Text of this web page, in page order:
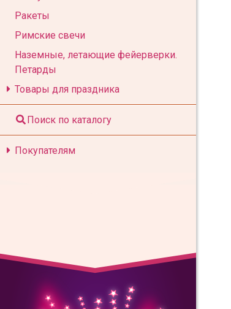
Ракеты
Римские свечи
Наземные, летающие фейерверки.
Петарды
Товары для праздника
Поиск по каталогу
Покупателям